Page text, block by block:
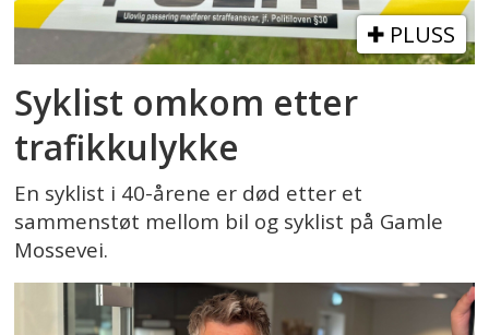
PLUSS
Syklist omkom etter
trafikkulykke
En syklist i 40-årene er død etter et
sammenstøt mellom bil og syklist på Gamle
Mossevei.